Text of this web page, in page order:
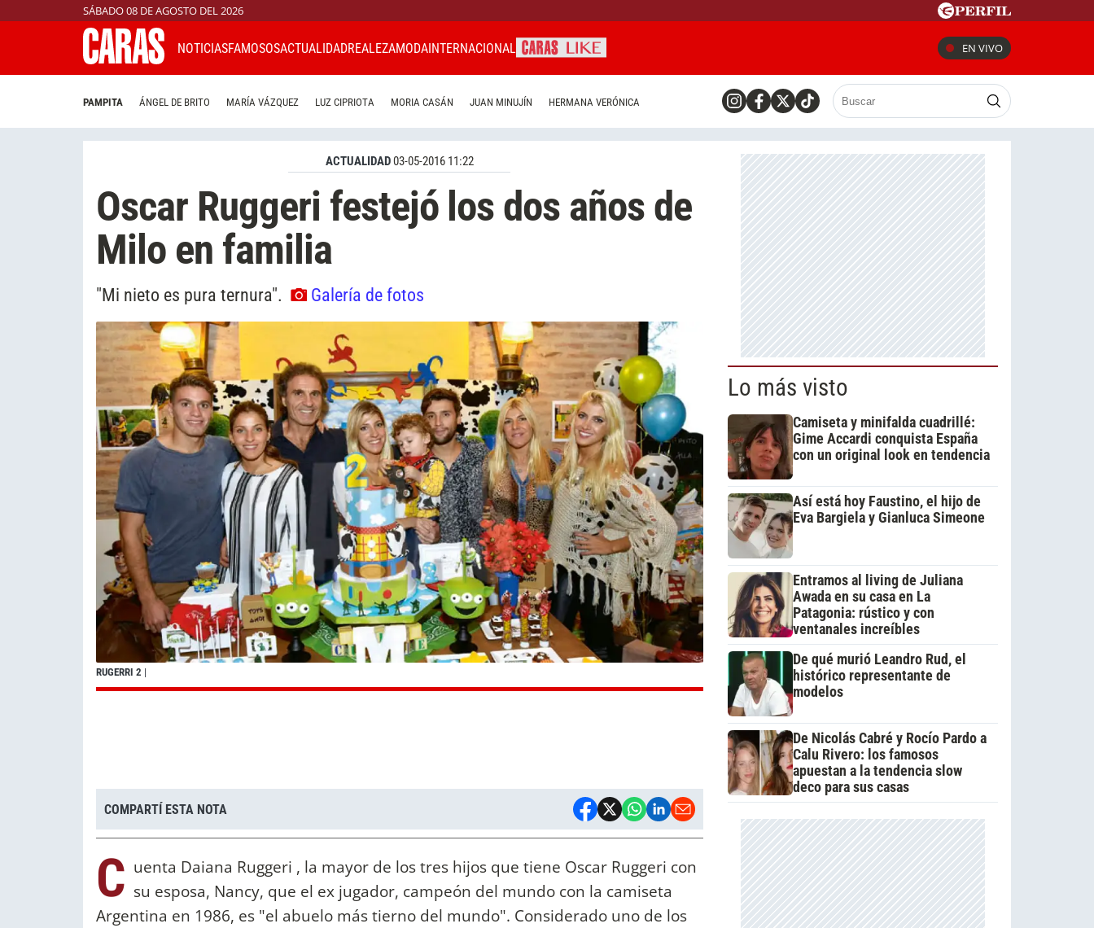
SÁBADO 08 DE AGOSTO DEL 2026
NOTICIASFAMOSOSACTUALIDADREALEZAMODAINTERNACIONAL EN VIVO
PAMPITA ÁNGEL DE BRITO MARÍA VÁZQUEZ LUZ CIPRIOTA MORIA CASÁN JUAN MINUJÍN HERMANA VERÓNICA
ACTUALIDAD03-05-2016 11:22
Oscar Ruggeri festejó los dos años de
Milo en familia
"Mi nieto es pura ternura". Galería de fotos
RUGERRI 2 |
COMPARTÍ ESTA NOTA
C uenta Daiana Ruggeri , la mayor de los tres hijos que tiene Oscar Ruggeri con
su esposa, Nancy, que el ex jugador, campeón del mundo con la camiseta
Argentina en 1986, es "el abuelo más tierno del mundo". Considerado uno de los
Lo más visto
Camiseta y minifalda cuadrillé:
Gime Accardi conquista España
con un original look en tendencia
Así está hoy Faustino, el hijo de
Eva Bargiela y Gianluca Simeone
Entramos al living de Juliana
Awada en su casa en La
Patagonia: rústico y con
ventanales increíbles
De qué murió Leandro Rud, el
histórico representante de
modelos
De Nicolás Cabré y Rocío Pardo a
Calu Rivero: los famosos
apuestan a la tendencia slow
deco para sus casas